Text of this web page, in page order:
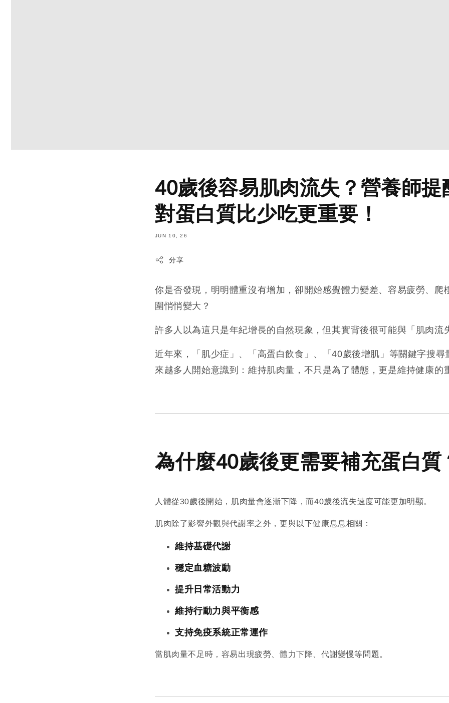
40歲後容易肌肉流失？營養師提
對蛋白質比少吃更重要！
JUN 10, 26
分享
你是否發現，明明體重沒有增加，卻開始感覺體力變差、容易疲勞、爬
圍悄悄變大？
許多人以為這只是年紀增長的自然現象，但其實背後很可能與「肌肉流
近年來，「肌少症」、「高蛋白飲食」、「40歲後增肌」等關鍵字搜尋
來越多人開始意識到：維持肌肉量，不只是為了體態，更是維持健康的
為什麼40歲後更需要補充蛋白質
人體從30歲後開始，肌肉量會逐漸下降，而40歲後流失速度可能更加明顯。
肌肉除了影響外觀與代謝率之外，更與以下健康息息相關：
維持基礎代謝
穩定血糖波動
提升日常活動力
維持行動力與平衡感
支持免疫系統正常運作
當肌肉量不足時，容易出現疲勞、體力下降、代謝變慢等問題。